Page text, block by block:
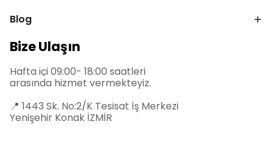
Blog
Bize Ulaşın
Hafta içi 09:00- 18:00 saatleri
arasında hizmet vermekteyiz.
📍 1443 Sk. No:2/K Tesisat İş Merkezi
Yenişehir Konak İZMİR